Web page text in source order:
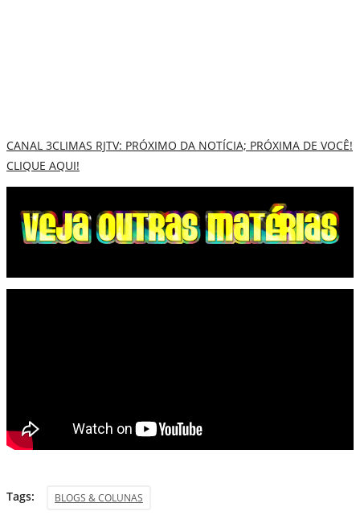
CANAL 3CLIMAS RJTV: PRÓXIMO DA NOTÍCIA; PRÓXIMA DE VOCÊ!
CLIQUE AQUI!
Tags: BLOGS & COLUNAS